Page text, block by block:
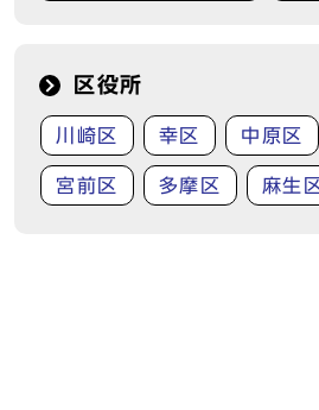
区役所
川崎区 幸区 中原区
宮前区 多摩区 麻生